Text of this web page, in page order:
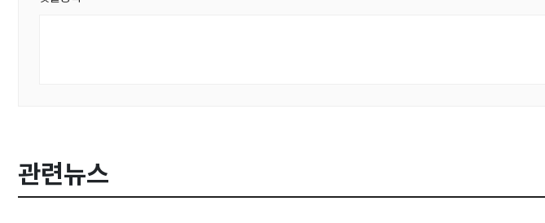
관련뉴스